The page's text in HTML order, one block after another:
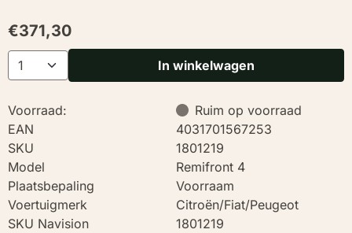
€371,30
Aantal In winkelwagen
Voorraad:
Ruim op voorraad
EAN
4031701567253
SKU
1801219
Model
Remifront 4
Plaatsbepaling
Voorraam
Voertuigmerk
Citroën/Fiat/Peugeot
SKU Navision
1801219